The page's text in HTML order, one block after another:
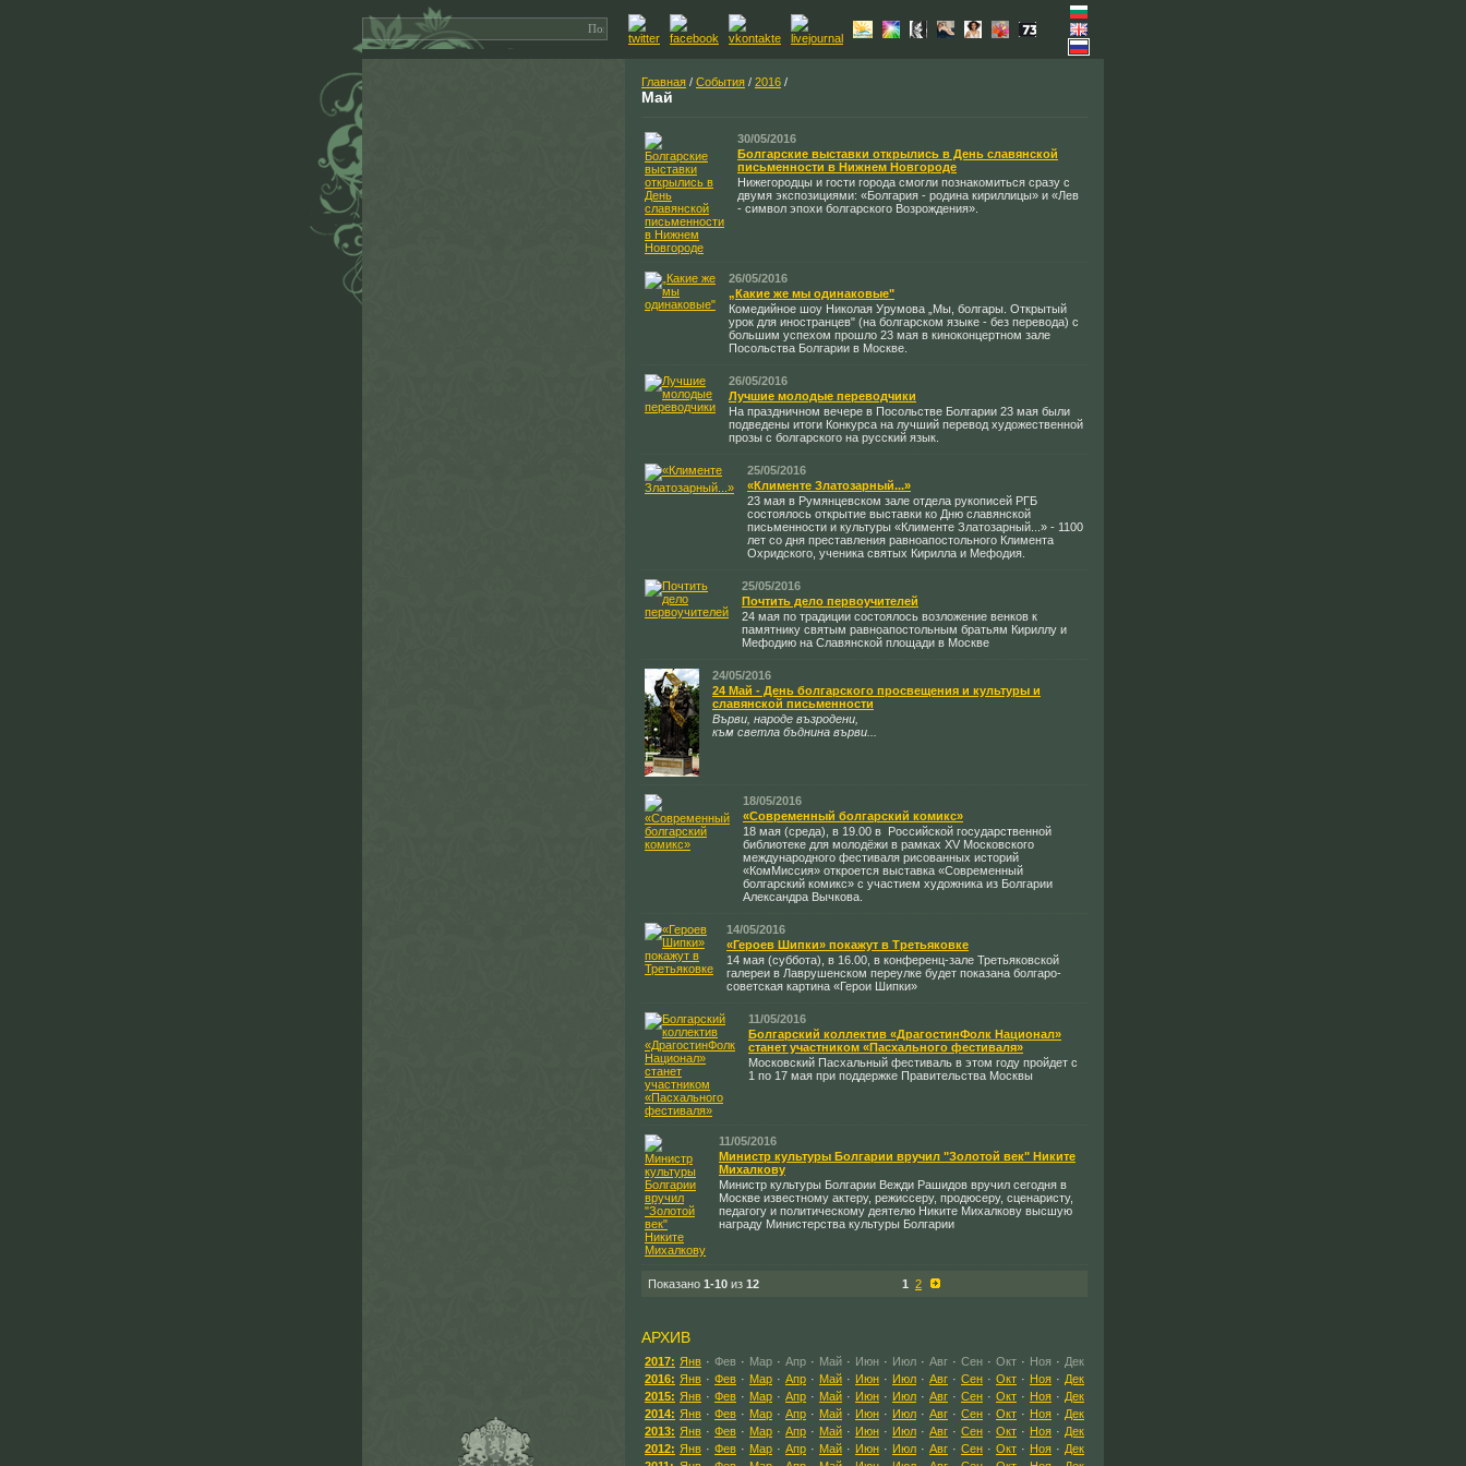
Главная / События / 2016 /
Май
30/05/2016
Болгарские выставки открылись в День славянской
письменности в Нижнем Новгороде
Нижегородцы и гости города смогли познакомиться сразу с
двумя экспозициями: «Болгария - родина кириллицы» и «Лев
- символ эпохи болгарского Возрождения».
26/05/2016
„Какие же мы одинаковые"
Комедийное шоу Николая Урумова „Мы, болгары. Открытый
урок для иностранцев" (на болгарском языке - без перевода) с
большим успехом прошло 23 мая в киноконцертном зале
Посольства Болгарии в Москве.
26/05/2016
Лучшие молодые переводчики
На праздничном вечере в Посольстве Болгарии 23 мая были
подведены итоги Конкурса на лучший перевод художественной
прозы с болгарского на русский язык.
25/05/2016
«Клименте Златозарный...»
23 мая в Румянцевском зале отдела рукописей РГБ
состоялось открытие выставки ко Дню славянской
письменности и культуры «Клименте Златозарный...» - 1100
лет со дня преставления равноапостольного Климента
Охридского, ученика святых Кирилла и Мефодия.
25/05/2016
Почтить дело первоучителей
24 мая по традиции состоялось возложение венков к
памятнику святым равноапостольным братьям Кириллу и
Мефодию на Славянской площади в Москве
24/05/2016
24 Май - День болгарского просвещения и культуры и
славянской письменности
Върви, народе възродени,
към светла бъднина върви...
18/05/2016
«Современный болгарский комикс»
18 мая (среда), в 19.00 в Российской государственной
библиотеке для молодёжи в рамках XV Московского
международного фестиваля рисованных историй
«КомМиссия» откроется выставка «Современный
болгарский комикс» с участием художника из Болгарии
Александра Вычкова.
14/05/2016
«Героев Шипки» покажут в Третьяковке
14 мая (суббота), в 16.00, в конференц-зале Третьяковской
галереи в Лаврушенском переулке будет показана болгаро-
советская картина «Герои Шипки»
11/05/2016
Болгарский коллектив «ДрагостинФолк Национал»
станет участником «Пасхального фестиваля»
Московский Пасхальный фестиваль в этом году пройдет с
1 по 17 мая при поддержке Правительства Москвы
11/05/2016
Министр культуры Болгарии вручил "Золотой век" Никите
Михалкову
Министр культуры Болгарии Вежди Рашидов вручил сегодня в
Москве известному актеру, режиссеру, продюсеру, сценаристу,
педагогу и политическому деятелю Никите Михалкову высшую
награду Министерства культуры Болгарии
Показано 1-10 из 12 1 2
АРХИВ
2017: Янв · Фев · Мар · Апр · Май · Июн · Июл · Авг · Сен · Окт · Ноя · Дек
2016: Янв · Фев · Мар · Апр · Май · Июн · Июл · Авг · Сен · Окт · Ноя · Дек
2015: Янв · Фев · Мар · Апр · Май · Июн · Июл · Авг · Сен · Окт · Ноя · Дек
2014: Янв · Фев · Мар · Апр · Май · Июн · Июл · Авг · Сен · Окт · Ноя · Дек
2013: Янв · Фев · Мар · Апр · Май · Июн · Июл · Авг · Сен · Окт · Ноя · Дек
2012: Янв · Фев · Мар · Апр · Май · Июн · Июл · Авг · Сен · Окт · Ноя · Дек